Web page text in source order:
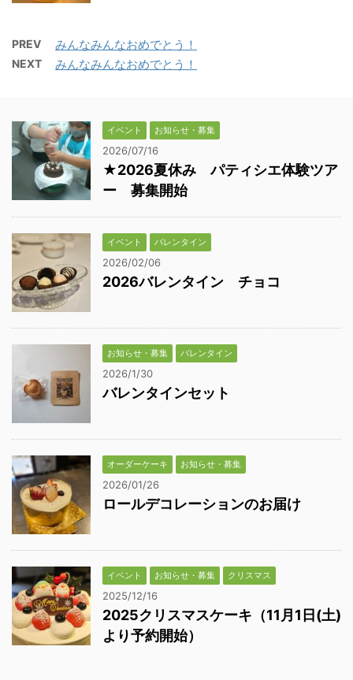
PREV みんなみんなおめでとう！
NEXT みんなみんなおめでとう！
イベント お知らせ・募集
2026/07/16
★2026夏休み パティシエ体験ツア
ー 募集開始
イベント バレンタイン
2026/02/06
2026バレンタイン チョコ
お知らせ・募集 バレンタイン
2026/1/30
バレンタインセット
オーダーケーキ お知らせ・募集
2026/01/26
ロールデコレーションのお届け
イベント お知らせ・募集 クリスマス
2025/12/16
2025クリスマスケーキ（11月1日(土)
より予約開始）